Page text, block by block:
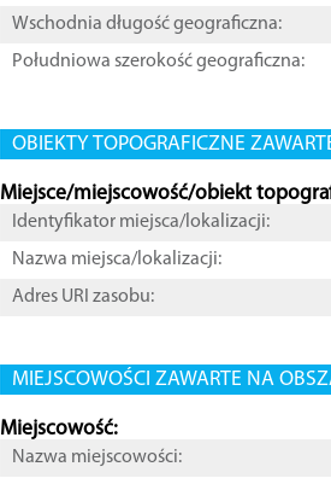
Wschodnia długość geograficzna:
Południowa szerokość geograficzna:
OBIEKTY TOPOGRAFICZNE
Miejsce/miejscowość/obiekt
Identyfikator miejsca/lokalizacji:
Nazwa miejsca/lokalizacji:
Adres URI zasobu:
MIEJSCOWOŚCI ZAWARTE NA
Miejscowość:
Nazwa miejscowości: